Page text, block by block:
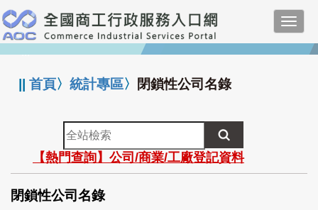
跳
到
主
要
:::
||首頁〉統計專區〉 閉鎖性公司名錄
全
站
檢
索
【熱門查詢】公司/商業/工廠登記資料
閉鎖性公司名錄